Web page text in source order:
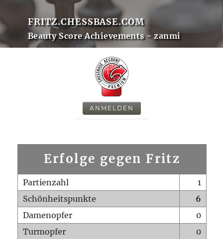
FRITZ.CHESSBASE.COM
Beauty Score Achievements - zanmi
ANMELDEN
Erfolge gegen Fritz
Partienzahl
1
Schönheitspunkte
6
Damenopfer
0
Turmopfer
0